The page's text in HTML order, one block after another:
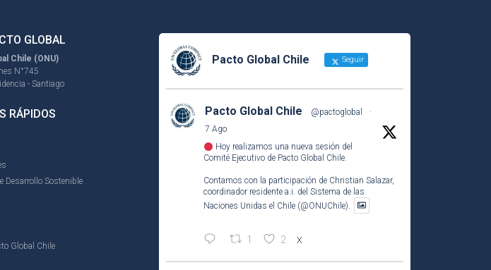
GLOBAL
Chile (ONU)
N°745
- Santiago
RÁPIDOS
Desarrollo Sostenible
Global Chile
Pacto Global Chile Seguir
Pacto Global Chile @pactoglobal
·
7 Ago
Hoy realizamos una nueva sesión del
Comité Ejecutivo de Pacto Global Chile.
Contamos con la participación de Christian Salazar,
coordinador residente a.i. del Sistema de las
Naciones Unidas el Chile (@ONUChile).
1 2 X